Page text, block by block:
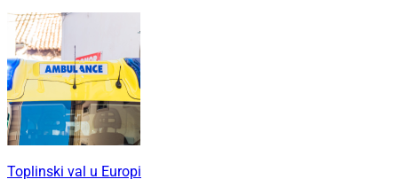
Toplinski val u Europi